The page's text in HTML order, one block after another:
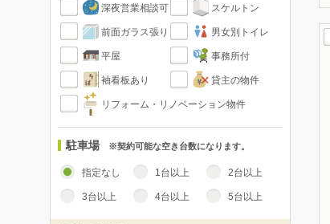
深夜営業相談可 スケルトン
前面ガラス張り 男女別トイレ
平屋 事務所付
袖看板あり 貸主の物件
リフォーム・リノベーション物件
駐車場 ※契約可能な空き台数になります。
指定なし 1台以上 2台以上
3台以上 4台以上 5台以上